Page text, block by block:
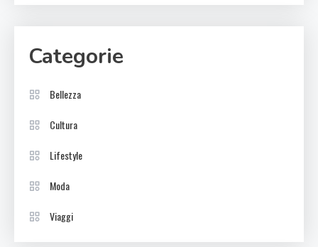
Categorie
Bellezza
Cultura
Lifestyle
Moda
Viaggi